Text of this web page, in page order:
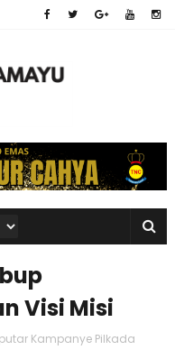
Visi Misi
Kampanye Pilkada